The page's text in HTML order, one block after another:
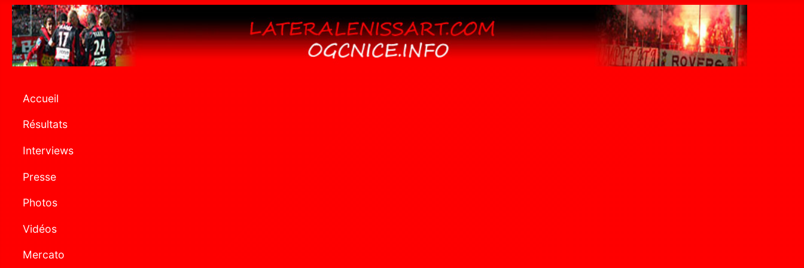
Accueil
Résultats
Interviews
Presse
Photos
Vidéos
Mercato